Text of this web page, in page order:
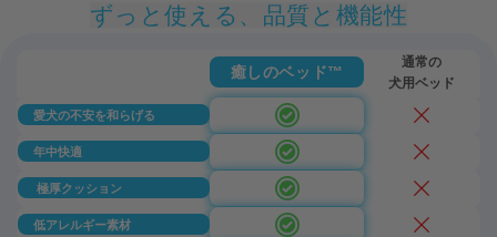
ずっと使える、品質と機能性
癒しのベッド™
通常の
犬用ベッド
愛犬の不安を和らげる
年中快適
極厚クッション
低アレルギー素材